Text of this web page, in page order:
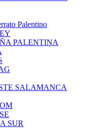
Palentino
PALENTINA
SALAMANCA
SUR